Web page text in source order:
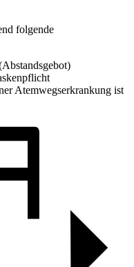
folgende
Atemwegserkrankung ist